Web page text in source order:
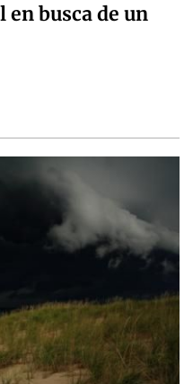
busca de un